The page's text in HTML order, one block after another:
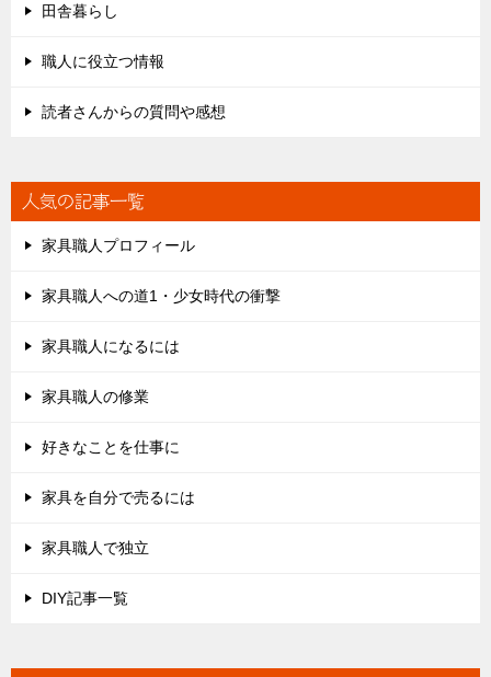
田舎暮らし
職人に役立つ情報
読者さんからの質問や感想
人気の記事一覧
家具職人プロフィール
家具職人への道1・少女時代の衝撃
家具職人になるには
家具職人の修業
好きなことを仕事に
家具を自分で売るには
家具職人で独立
DIY記事一覧